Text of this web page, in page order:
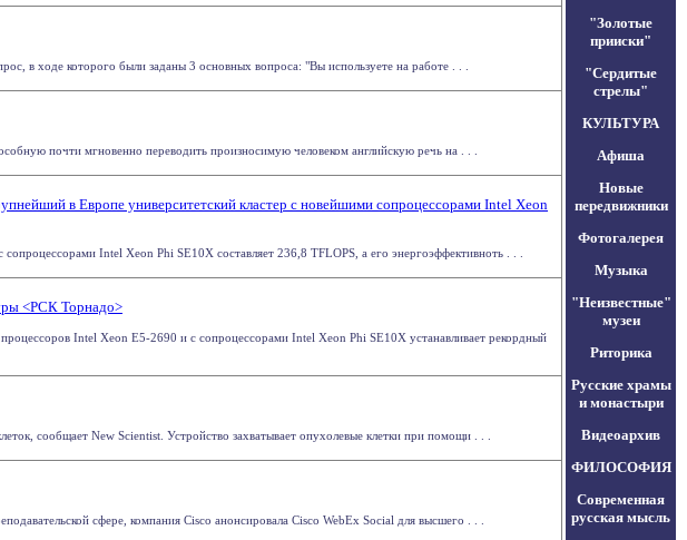
в ходе которого были заданы 3 основных вопроса: "Вы используете на работе . . .
почти мгновенно переводить произносимую человеком английскую речь на . . .
в Европе университетский кластер c новейшими сопроцессорами Intel Xeon
Intel Xeon Phi SE10X составляет 236,8 TFLOPS, а его энергоэффективноть . . .
<РСК Торнадо>
Intel Xeon E5-2690 и с сопроцессорами Intel Xeon Phi SE10X устанавливает рекордный
сообщает New Scientist. Устройство захватывает опухолевые клетки при помощи . . .
сфере, компания Cisco анонсировала Cisco WebEx Social для высшего . . .
"Золотые
прииски"
"Сердитые
стрелы"
КУЛЬТУРА
Афиша
Новые
передвижники
Фотогалерея
Музыка
"Неизвестные"
музеи
Риторика
Русские храмы
и монастыри
Видеоархив
ФИЛОСОФИЯ
Современная
русская мысль